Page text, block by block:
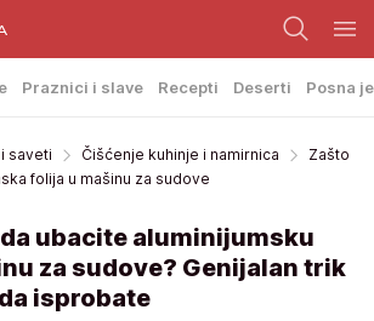
Praznici i slave Recepti Deserti Posna
saveti Čišćenje kuhinje i namirnica
Zašto
folija u mašinu za sudove
ubacite aluminijumsku
za sudove? Genijalan trik
isprobate